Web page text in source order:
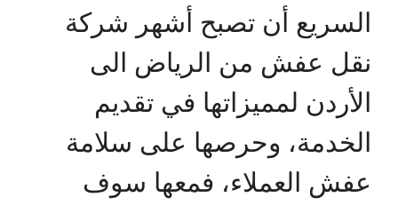
السريع أن تصبح أشهر شركة
نقل عفش من الرياض الى
الأردن لمميزاتها في تقديم
الخدمة، وحرصها على سلامة
عفش العملاء، فمعها سوف